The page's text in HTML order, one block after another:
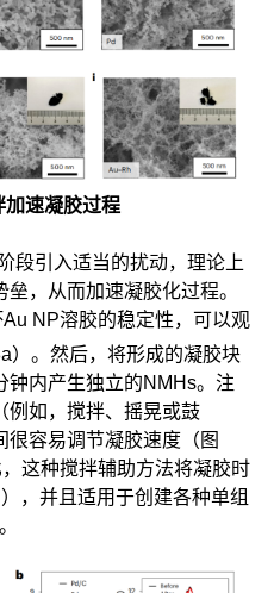
加速凝胶过程
段引入适当的扰动，理论上
，从而加速凝胶化过程。
Au NP溶胶的稳定性，可以观
）。然后，将形成的凝胶块
钟内产生独立的NMHs。注
例如，搅拌、摇晃或鼓
容易调节凝胶速度（图
这种搅拌辅助方法将凝胶时
，并且适用于创建各种单组